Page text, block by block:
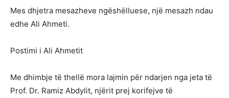
Mes dhjetra mesazheve ngëshëlluese, një mesazh ndau
edhe Ali Ahmeti.
Postimi i Ali Ahmetit
Me dhimbje të thellë mora lajmin për ndarjen nga jeta të
Prof. Dr. Ramiz Abdylit, njërit prej korifejve të